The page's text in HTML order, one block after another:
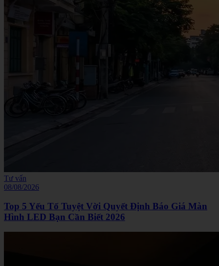
Tư vấn
08/08/2026
Top 5 Yếu Tố Tuyệt Vời Quyết Định Báo Giá Màn
Hình LED Bạn Cần Biết 2026